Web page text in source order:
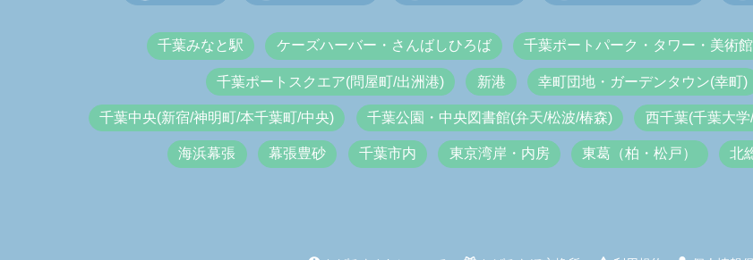
千葉みなと駅 ケーズハーバー・さんばしひろば 千葉ポートパーク・タワー・美術館
千葉ポートスクエア(問屋町/出洲港) 新港 幸町団地・ガーデンタウン(幸町)
千葉中央(新宿/神明町/本千葉町/中央) 千葉公園・中央図書館(弁天/松波/椿森) 西千葉(千葉大
海浜幕張 幕張豊砂 千葉市内 東京湾岸・内房 東葛（柏・松戸） 北